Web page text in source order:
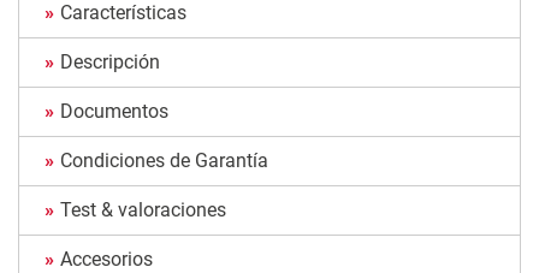
Características
Descripción
Documentos
Condiciones de Garantía
Test & valoraciones
Accesorios